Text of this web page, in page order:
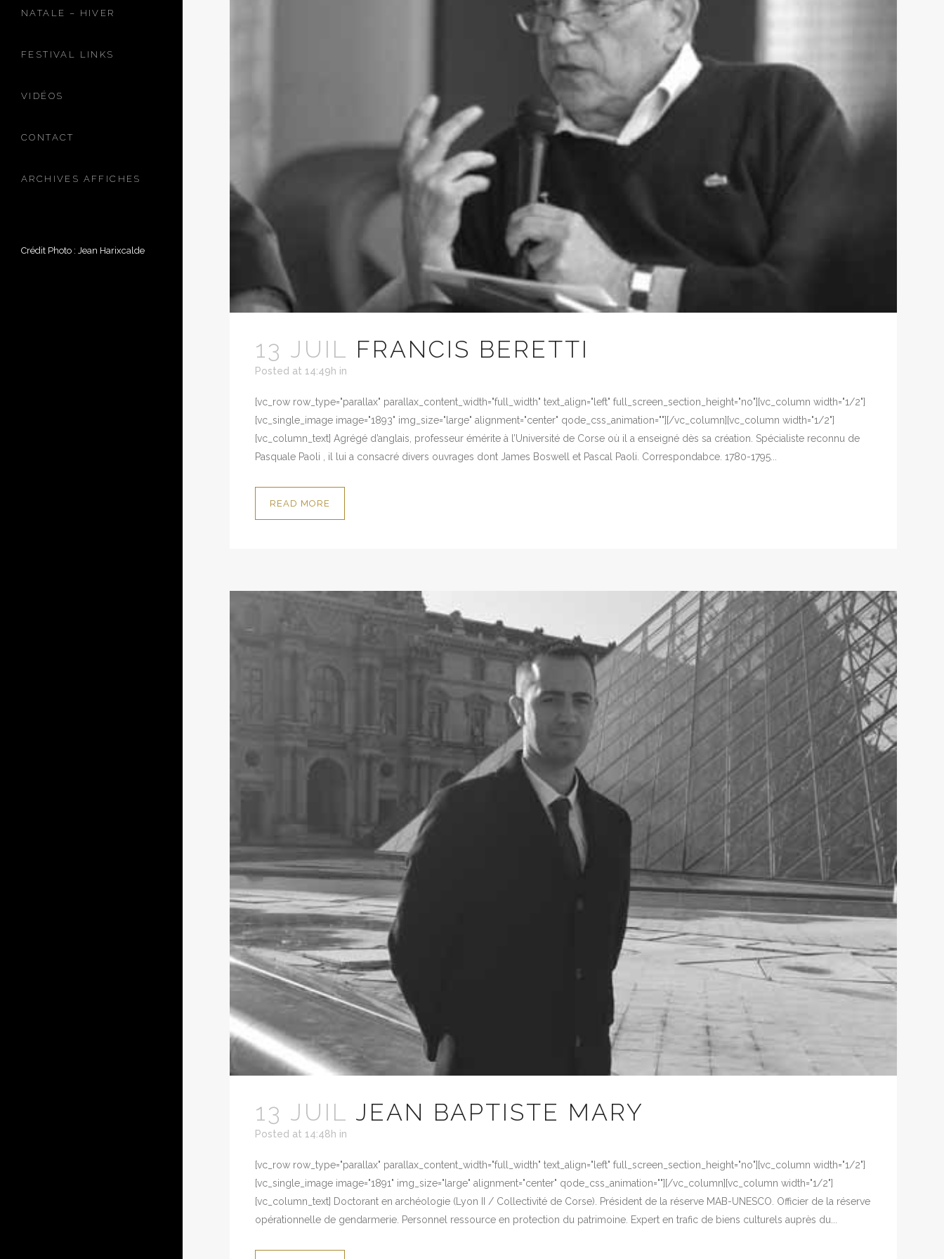
NATALE – HIVER
FESTIVAL LINKS
VIDÉOS
CONTACT
ARCHIVES AFFICHES
Crédit Photo : Jean Harixcalde
13 JUIL FRANCIS BERETTI
Posted at 14:49h in
[vc_row row_type="parallax" parallax_content_width="full_width" text_align="left" full_screen_section_height="no"][vc_column width="1/2"]
[vc_single_image image="1893" img_size="large" alignment="center" qode_css_animation=""][/vc_column][vc_column width="1/2"]
[vc_column_text] Agrégé d’anglais, professeur émérite à l’Université de Corse où il a enseigné dès sa création. Spécialiste reconnu de
Pasquale Paoli , il lui a consacré divers ouvrages dont James Boswell et Pascal Paoli. Correspondabce. 1780-1795...
READ MORE
13 JUIL JEAN BAPTISTE MARY
Posted at 14:48h in
[vc_row row_type="parallax" parallax_content_width="full_width" text_align="left" full_screen_section_height="no"][vc_column width="1/2"]
[vc_single_image image="1891" img_size="large" alignment="center" qode_css_animation=""][/vc_column][vc_column width="1/2"]
[vc_column_text] Doctorant en archéologie (Lyon II / Collectivité de Corse). Président de la réserve MAB-UNESCO. Officier de la réserve
opérationnelle de gendarmerie. Personnel ressource en protection du patrimoine. Expert en trafic de biens culturels auprès du...